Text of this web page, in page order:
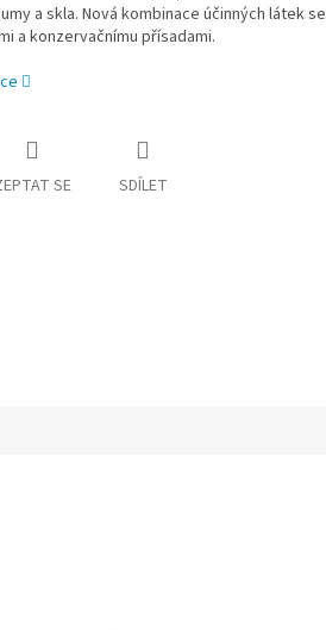
a skla. Nová kombinace účinných látek se
a konzervačnímu přísadami.
SE SDÍLET